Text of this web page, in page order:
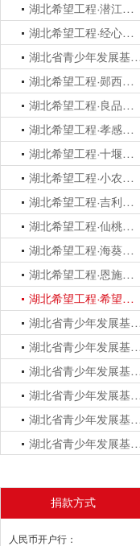
湖北希望工程·潜江向未来基金
湖北希望工程·经心成长基金
湖北省青少年发展基金会·奇溪基金
湖北希望工程·郧西教育公益基金
湖北希望工程·良品希望基金
湖北希望工程·孝感市青少年圆梦基金
湖北希望工程·十堰公益基金
湖北希望工程·小农基金
湖北希望工程·吉利火星助学基金
湖北希望工程·仙桃公益基金
湖北希望工程·海葵基金
湖北希望工程·恩施州百卉基金
湖北希望工程·希望罗田基金
湖北省青少年发展基金会·樊城青佑基金
湖北省青少年发展基金会·咸宁公益基金
湖北省青少年发展基金会·宜昌公益基金
湖北省青少年发展基金会·鄂州护苗基金
湖北省青少年发展基金会·襄阳公益基金
湖北省青少年发展基金会·楚超体育基金
捐款方式
人民币开户行：